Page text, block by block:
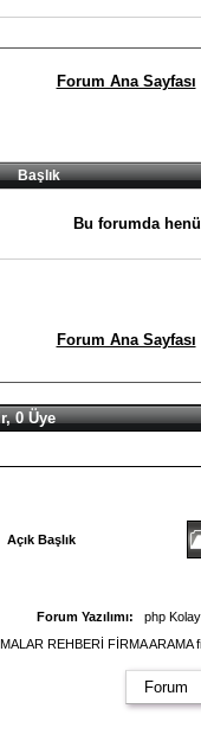
Forum Ana Sayfası
Başlık
Bu forumda
Forum Ana Sayfası
0 Üye
Açık Başlık
Forum Yazılımı:
php
REHBERİ FİRMA
Forum